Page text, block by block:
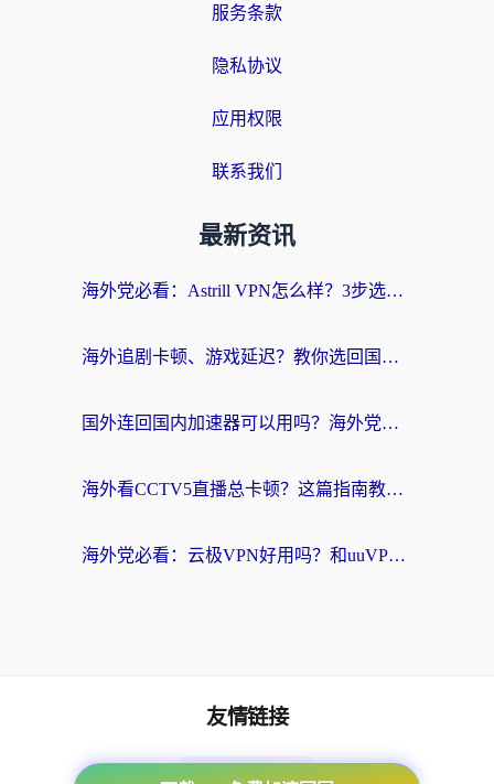
服务条款
隐私协议
应用权限
联系我们
最新资讯
海外党必看：Astrill VPN怎么样？3步选对回国加速器实现无缝刷剧玩游戏
海外追剧卡顿、游戏延迟？教你选回国加速器，附免费加速器试用一小时福利
国外连回国内加速器可以用吗？海外党亲测实用指南，解决追剧游戏卡顿难题
海外看CCTV5直播总卡顿？这篇指南教你选对回国加速器，无缝刷国内资源
海外党必看：云极VPN好用吗？和uuVPN对比哪个回国效果更好？附真实体验+避坑指南
友情链接
番茄加速器